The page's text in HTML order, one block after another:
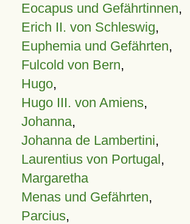
Eocapus und Gefährtinnen,
Erich II. von Schleswig,
Euphemia und Gefährten,
Fulcold von Bern,
Hugo,
Hugo III. von Amiens,
Johanna,
Johanna de Lambertini,
Laurentius von Portugal,
Margaretha
Menas und Gefährten,
Parcius,